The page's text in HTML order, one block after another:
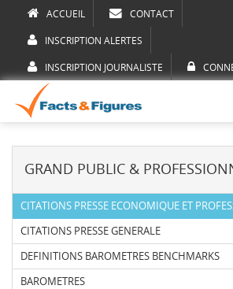
ACCUEIL CONTACT
INSCRIPTION ALERTES
INSCRIPTION JOURNALISTE
GRAND PUBLIC &
CITATIONS PRESSE ECONOMIQUE ET
CITATIONS PRESSE GENERALE
DEFINITIONS BAROMETRES BENCHMARKS
BAROMETRES